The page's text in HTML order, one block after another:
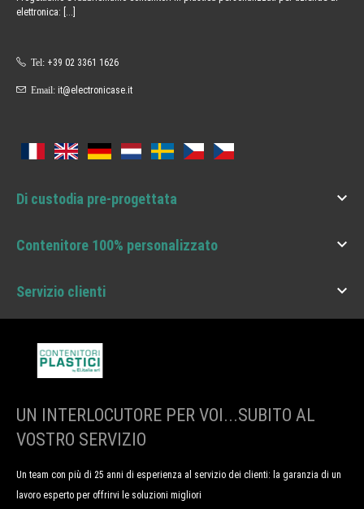
elettronica: [...]
Tel: +39 02 3361 1626
Email: it@electronicase.it
Di custodia pre-progettata 
Contenitore 100% personalizzato 
Servizio clienti 
UN INTERLOCUTORE PER VOI...SUBITO AL
VOSTRO SERVIZIO
Un team con più di 25 anni di esperienza al servizio dei clienti: la garanzia di un
lavoro esperto per offrirvi le soluzioni migliori